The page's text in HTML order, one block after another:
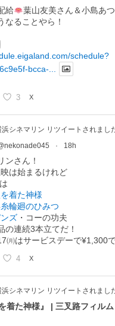
給
葉山友美さん＆小島あ
なることやら！
schedule?
bcca-...
3 X
浜シネマリン リツイートされまし
· 18h
ンさん！
は始まるけれど
着た神様
輪廻のひみつ
ズ ・コーの功夫
の連続3本立てだ！
㈪はサービスデーで¥1,300
4 X
浜シネマリン リツイートされまし
着た神様』 | 三叉路フィルム